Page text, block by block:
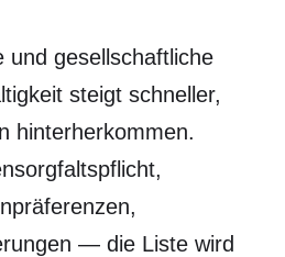
und gesellschaftliche
steigt schneller,
hinterherkommen.
— die Liste wird